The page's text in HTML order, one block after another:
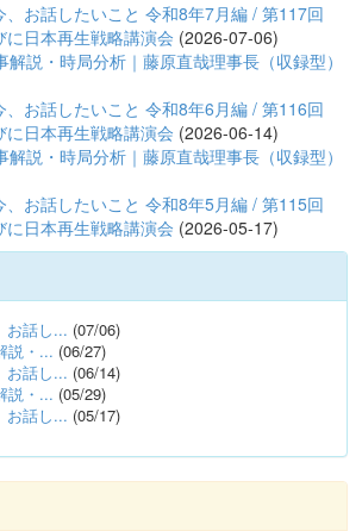
、お話したいこと 令和8年7月編 / 第117回
に日本再生戦略講演会 (2026-07-06)
説・時局分析｜藤原直哉理事長（収録型）
、お話したいこと 令和8年6月編 / 第116回
に日本再生戦略講演会 (2026-06-14)
説・時局分析｜藤原直哉理事長（収録型）
、お話したいこと 令和8年5月編 / 第115回
に日本再生戦略講演会 (2026-05-17)
お話し... (07/06)
説・... (06/27)
お話し... (06/14)
説・... (05/29)
お話し... (05/17)